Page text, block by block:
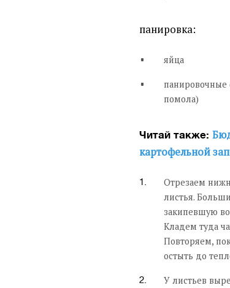
панировка:
яйца
панировочные
помола)
Читай также:
картофельной
Отрезаем
листья.
закипевшую
Кладем туда
Повторяем,
остыть до
У листьев